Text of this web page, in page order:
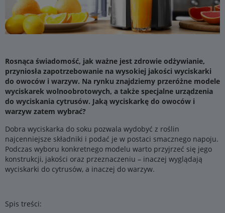
Rosnąca świadomość, jak ważne jest zdrowie odżywianie,
przyniosła zapotrzebowanie na wysokiej jakości wyciskarki
do owoców i warzyw. Na rynku znajdziemy przeróżne modele
wyciskarek wolnoobrotowych, a także specjalne urządzenia
do wyciskania cytrusów. Jaką wyciskarkę do owoców i
warzyw zatem wybrać?
Dobra wyciskarka do soku pozwala wydobyć z roślin
najcenniejsze składniki i podać je w postaci smacznego napoju.
Podczas wyboru konkretnego modelu warto przyjrzeć się jego
konstrukcji, jakości oraz przeznaczeniu – inaczej wyglądają
wyciskarki do cytrusów, a inaczej do warzyw.
Spis treści: